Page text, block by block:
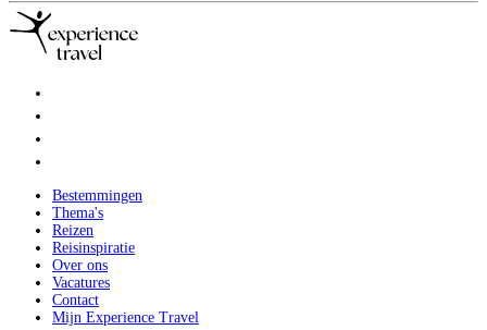
Bestemmingen
Thema's
Reizen
Reisinspiratie
Over ons
Vacatures
Contact
Mijn Experience Travel